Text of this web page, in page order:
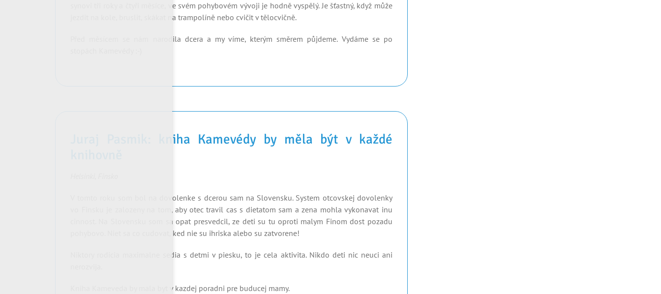
synovi tři roky a čtyři měsíce, ve svém pohybovém vývoji je hodně vyspělý. Je šťastný, když může
jezdit na kole, bruslit, skákat na trampolíně nebo cvičit v tělocvičně.
Před měsícem se nám narodila dcera a my víme, kterým směrem půjdeme. Vydáme se po
Juraj Pasmik: kniha Kamevédy by měla být v každé
V tomto roku som bol na dovolenke s dcerou sam na Slovensku. System otcovskej dovolenky
vo Finsku je zalozeny na tom, aby otec travil cas s dietatom sam a zena mohla vykonavat inu
cinnost. Na Slovensku som sa opat presvedcil, ze deti su tu oproti malym Finom dost pozadu
pohybovo. Niet sa co cudovat, ked nie su ihriska alebo su zatvorene!
Niktory rodicia maximalne sedia s detmi v piesku, to je cela aktivita. Nikdo deti nic neuci ani
Kniha Kameveda by mala byt v kazdej poradni pre buducej mamy.